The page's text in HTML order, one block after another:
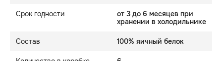
Срок годности
от 3 до 6 месяцев при
хранении в холодильнике
Состав 100% яичный белок